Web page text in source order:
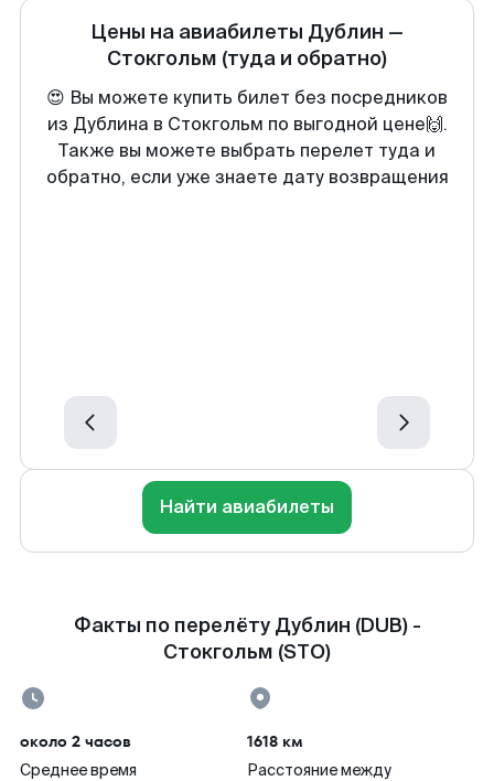
Цены на авиабилеты Дублин —
Стокгольм (туда и обратно)
😍 Вы можете купить билет без посредников
из Дублина в Стокгольм по выгодной цене🙌.
Также вы можете выбрать перелет туда и
обратно, если уже знаете дату возвращения
Найти авиабилеты
Факты по перелёту Дублин (DUB) -
Стокгольм (STO)
около 2 часов
Среднее время
1618 км
Расстояние между